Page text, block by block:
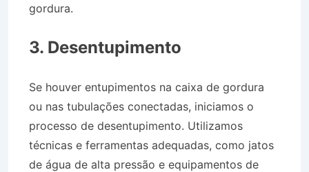
gordura.
3. Desentupimento
Se houver entupimentos na caixa de gordura
ou nas tubulações conectadas, iniciamos o
processo de desentupimento. Utilizamos
técnicas e ferramentas adequadas, como jatos
de água de alta pressão e equipamentos de